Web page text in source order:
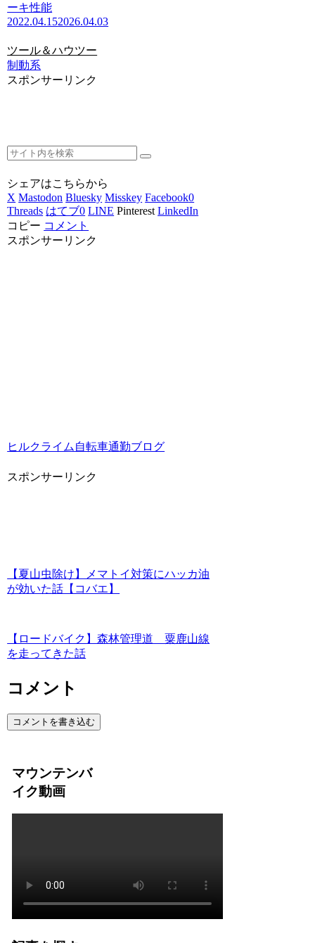
ーキ性能
2022.04.152026.04.03
ツール＆ハウツー
制動系
スポンサーリンク
シェアはこちらから
X Mastodon Bluesky Misskey Facebook0
Threads はてブ0 LINE Pinterest LinkedIn
コピー コメント
スポンサーリンク
ヒルクライム自転車通勤ブログ
スポンサーリンク
【夏山虫除け】メマトイ対策にハッカ油
が効いた話【コバエ】
【ロードバイク】森林管理道 粟鹿山線
を走ってきた話
コメント
コメントを書き込む
マウンテンバ
イク動画